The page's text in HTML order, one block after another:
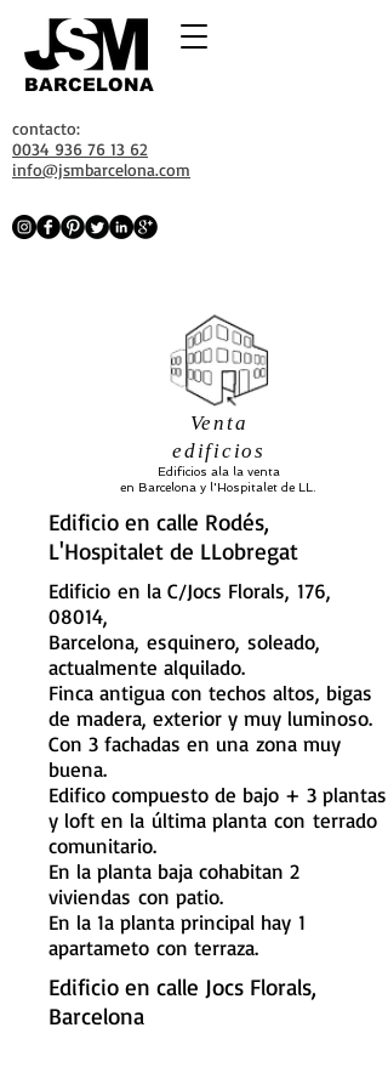
BARCELONA
contacto:
0034 936 76 13 62
info@jsmbarcelona.com
Venta
edificios
Edificios ala la venta
en Barcelona y l'Hospitalet de LL.
Edificio en calle Rodés,
L'Hospitalet de LLobregat
Edificio en la C/Jocs Florals, 176,
08014,
Barcelona, esquinero, soleado,
actualmente alquilado.
Finca antigua con techos altos, bigas
de madera, exterior y muy luminoso.
Con 3 fachadas en una zona muy
buena.
Edifico compuesto de bajo + 3 plantas
y loft en la última planta con terrado
comunitario.
En la planta baja cohabitan 2
viviendas con patio.
En la 1a planta principal hay 1
apartameto con terraza.
Edificio en calle Jocs Florals,
Barcelona